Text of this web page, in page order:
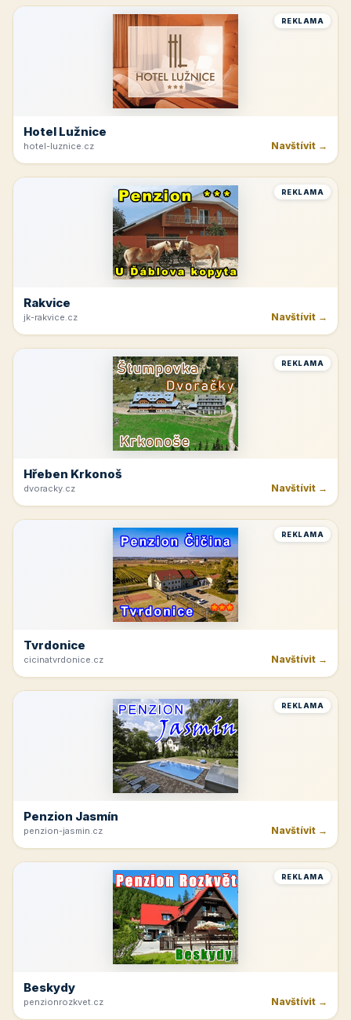
REKLAMA
Hotel Lužnice
hotel-luznice.cz Navštívit →
REKLAMA
Rakvice
jk-rakvice.cz Navštívit →
REKLAMA
Hřeben Krkonoš
dvoracky.cz Navštívit →
REKLAMA
Tvrdonice
cicinatvrdonice.cz Navštívit →
REKLAMA
Penzion Jasmín
penzion-jasmin.cz Navštívit →
REKLAMA
Beskydy
penzionrozkvet.cz Navštívit →